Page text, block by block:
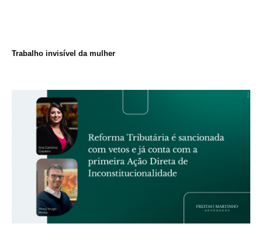
Trabalho invisível da mulher